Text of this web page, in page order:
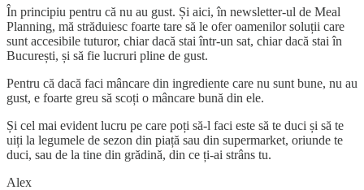
În principiu pentru că nu au gust. Și aici, în newsletter-ul de Meal
Planning, mă străduiesc foarte tare să le ofer oamenilor soluții care
sunt accesibile tuturor, chiar dacă stai într-un sat, chiar dacă stai în
București, și să fie lucruri pline de gust.
Pentru că dacă faci mâncare din ingrediente care nu sunt bune, nu au
gust, e foarte greu să scoți o mâncare bună din ele.
Și cel mai evident lucru pe care poți să-l faci este să te duci și să te
uiți la legumele de sezon din piață sau din supermarket, oriunde te
duci, sau de la tine din grădină, din ce ți-ai strâns tu.
Alex